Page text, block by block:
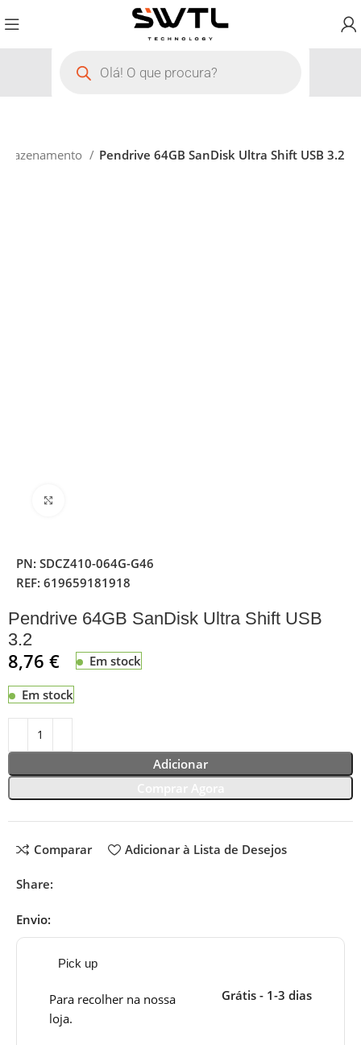
Pendrive 64GB SanDisk Ultra Shift USB 3.2
PN:SDCZ410-064G-G46
REF:619659181918
Pendrive 64GB SanDisk Ultra Shift USB
3.2
8,76€ Em stock
Em stock
Adicionar
Comparar Adicionar à Lista de Desejos
Share:
Envio:
Pick up
Para recolher na nossa
loja.
Grátis - 1-3 dias